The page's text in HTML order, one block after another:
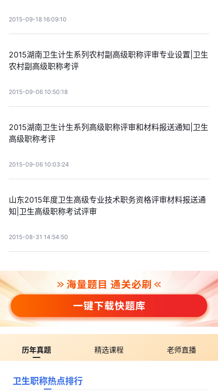
2015-09-18 16:09:10
2015湖南卫生计生系列农村副高级职称评审专业设置|卫生
农村副高级职称考评
2015-09-06 10:50:18
2015湖南卫生计生系列高级职称评审和材料报送通知|卫生
高级职称考评
2015-09-06 10:03:24
山东2015年度卫生高级专业技术职务资格评审材料报送通
知|卫生高级职称考试评审
2015-08-31 14:54:50
历年真题 精选课程 老师直播
卫生职称热点排行